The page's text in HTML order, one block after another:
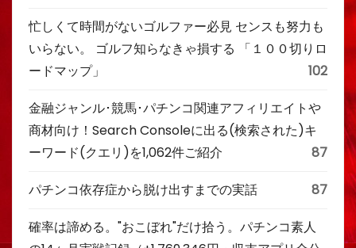
忙しくて時間がないゴルファー必見 センスも努力も
いらない。 ゴルフ知らなきゃ損する 「１００切りロ
ードマップ」
102
金融ジャンル･競馬･パチンコ関連アフィリエイトや
商材向け！Search Consoleに出る(検索された)キ
ーワード(クエリ)を1,062件ご紹介
87
パチンコ依存症から脱け出すまでの実話 87
確率は諦める。"おこぼれ"だけ拾う。パチンコ素人